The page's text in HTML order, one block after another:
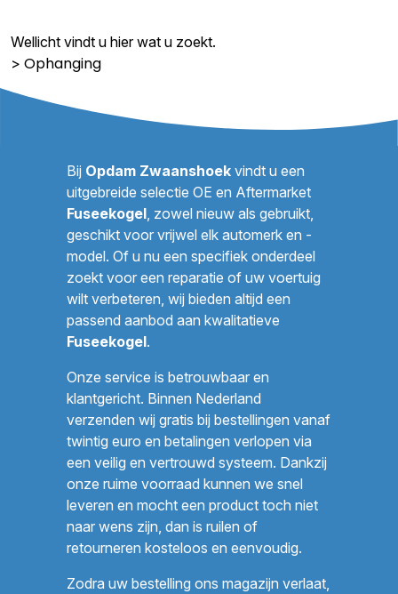
Wellicht vindt u hier wat u zoekt.
> Ophanging
Bij Opdam Zwaanshoekvindt u een
uitgebreide selectie OE en Aftermarket
Fuseekogel, zowel nieuw als gebruikt,
geschikt voor vrijwel elk automerk en -
model. Of u nu een specifiek onderdeel
zoekt voor een reparatie of uw voertuig
wilt verbeteren, wij bieden altijd een
passend aanbod aan kwalitatieve
Fuseekogel.
Onze service is betrouwbaar en
klantgericht. Binnen Nederland
verzenden wij gratis bij bestellingen vanaf
twintig euro en betalingen verlopen via
een veilig en vertrouwd systeem. Dankzij
onze ruime voorraad kunnen we snel
leveren en mocht een product toch niet
naar wens zijn, dan is ruilen of
retourneren kosteloos en eenvoudig.
Zodra uw bestelling ons magazijn verlaat,